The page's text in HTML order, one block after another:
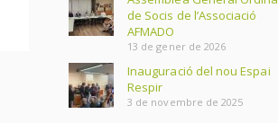
de Socis de l’Associació
AFMADO
13 de gener de 2026
Inauguració del nou Espai
Respir
3 de novembre de 2025